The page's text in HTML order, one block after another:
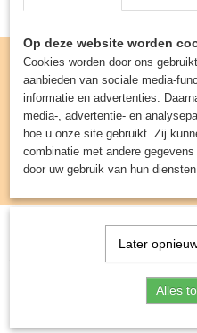
Inloggen Registreren
Spellen & Puzzels
Op deze website worden
Cookies worden door ons
aanbieden van sociale media-
informatie en advertenties.
media-, advertentie- en
hoe u onze site gebruikt. Zij
combinatie met andere
door uw gebruik van hun
Later
Alles